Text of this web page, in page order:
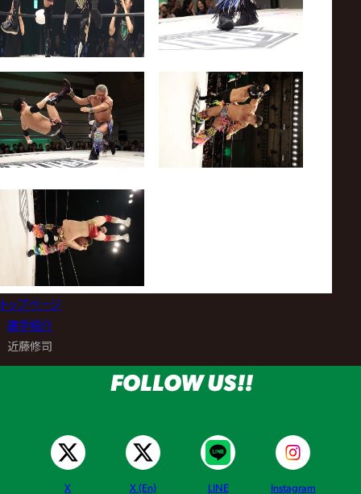
トップページ
選手紹介
近藤修司
FOLLOW US!!
X X (En) LINE Instagram